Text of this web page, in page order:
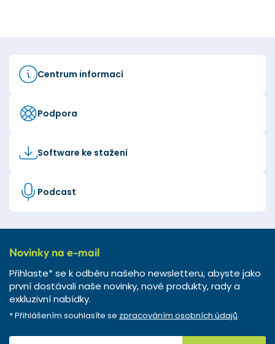
Centrum informací
Podpora
Software ke stažení
Podcast
Novinky na e-mail
Přihlaste* se k odběru našeho newsletteru, abyste jako
první dostávali naše novinky, nové produkty, rady a
exkluzivní nabídky.
* Přihlášením souhlasíte se zpracováním osobních údajů.